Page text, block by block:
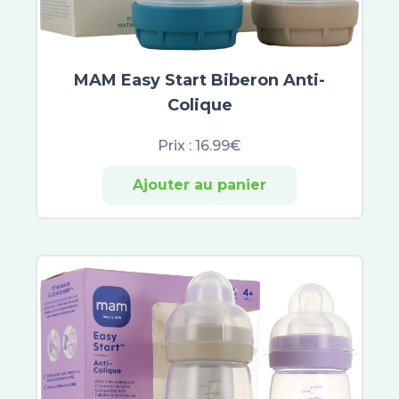
Atoderm
Cicabio
CicaManuka
Effaclar
Lactibiane
Cicavit+
Sebiaclear
Topicrem
B Com Bio
Cicabiafine
MAM Easy Start Biberon Anti-
Colique
Prix : 16.99€
Ajouter au panier